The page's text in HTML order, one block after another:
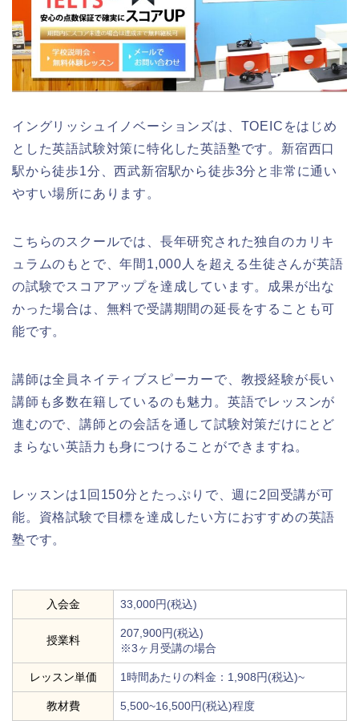
イングリッシュイノベーションズは、TOEICをはじめ
とした英語試験対策に特化した英語塾です。新宿西口
駅から徒歩1分、西武新宿駅から徒歩3分と非常に通い
やすい場所にあります。
こちらのスクールでは、長年研究された独自のカリキ
ュラムのもとで、年間1,000人を超える生徒さんが英語
の試験でスコアアップを達成しています。成果が出な
かった場合は、無料で受講期間の延長をすることも可
能です。
講師は全員ネイティブスピーカーで、教授経験が長い
講師も多数在籍しているのも魅力。英語でレッスンが
進むので、講師との会話を通して試験対策だけにとど
まらない英語力も身につけることができますね。
レッスンは1回150分とたっぷりで、週に2回受講が可
能。資格試験で目標を達成したい方におすすめの英語
塾です。
入会金 33,000円(税込)
授業料
207,900円(税込)
※3ヶ月受講の場合
レッスン単価 1時間あたりの料金：1,908円(税込)~
教材費 5,500~16,500円(税込)程度